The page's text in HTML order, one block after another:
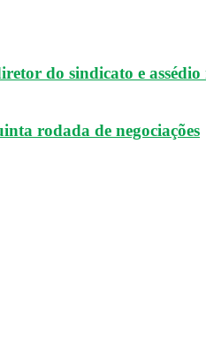
do sindicato e
rodada de negociações